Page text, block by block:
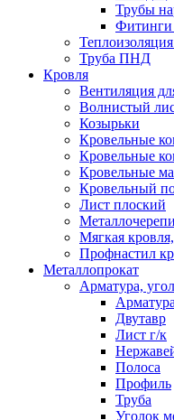
Трубы
Фитинги
Труба ПНД
Кровля
Вентиляция
Волнистый
Козырьки
Кровельные
Кровельные
Кровельные
Кровельный
Лист плоский
Мягкая
Профнастил
Металлопрокат
Арматура,
Арматура
Двутавр
Лист г/к
Полоса
Профиль
Труба
Уголок